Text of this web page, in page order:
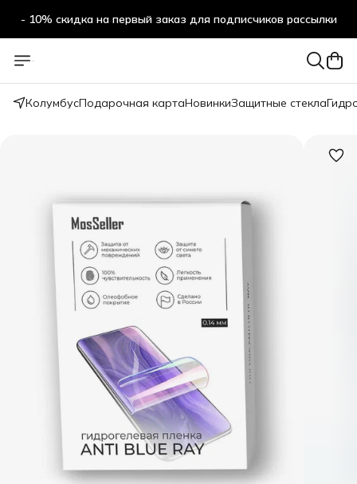
- 10% скидка на первый заказ для подписчиков рассылки
КолумбусПодарочная картаНовинкиЗащитные стекла